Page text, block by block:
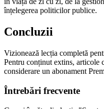
înțelegerea politicilor publice.
Concluzii
Vizionează lecția completă
Pentru conținut extins, articole
considerare un abonament
Întrebări frecvente